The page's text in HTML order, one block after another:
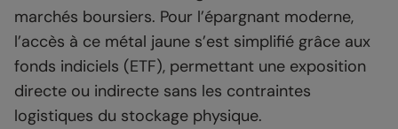
marchés boursiers. Pour l’épargnant moderne,
l’accès à ce métal jaune s’est simplifié grâce aux
fonds indiciels (ETF), permettant une exposition
directe ou indirecte sans les contraintes
logistiques du stockage physique.